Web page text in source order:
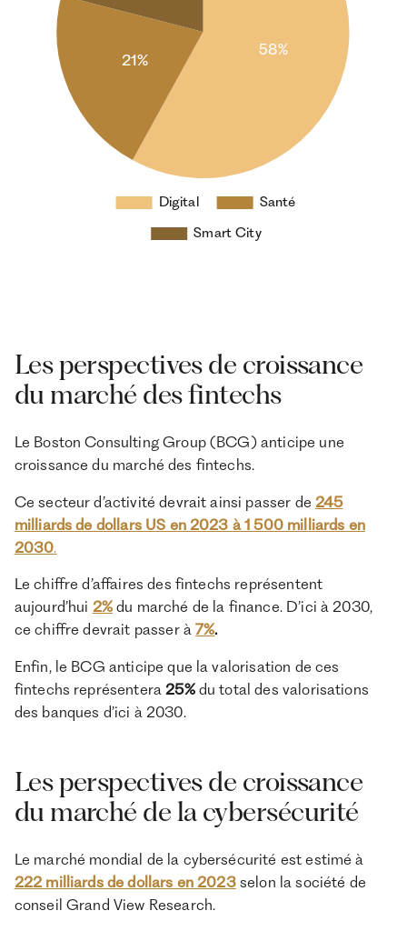
Les perspectives de croissance
du marché des fintechs
Le Boston Consulting Group (BCG) anticipe une
croissance du marché des fintechs.
Ce secteur d’activité devrait ainsi passer de 245
milliards de dollars US en 2023 à 1 500 milliards en
2030.
Le chiffre d’affaires des fintechs représentent
aujourd’hui 2%du marché de la finance. D’ici à 2030,
ce chiffre devrait passer à7%.
Enfin, le BCG anticipe que la valorisation de ces
fintechs représentera25%du total des valorisations
des banques d’ici à 2030.
Les perspectives de croissance
du marché de la cybersécurité
Le marché mondial de la cybersécurité est estimé à
222 milliards de dollars en 2023selon la société de
conseil Grand View Research.